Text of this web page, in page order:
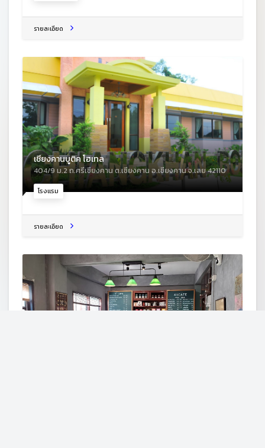
รายละเอียด
โรงแรม
เชียงคานบูติค โฮเทล
404/9 ม.2 ถ.ศรีเชียงคาน ต.เชียงคาน อ.เชียงคาน จ.เลย 42110
รายละเอียด